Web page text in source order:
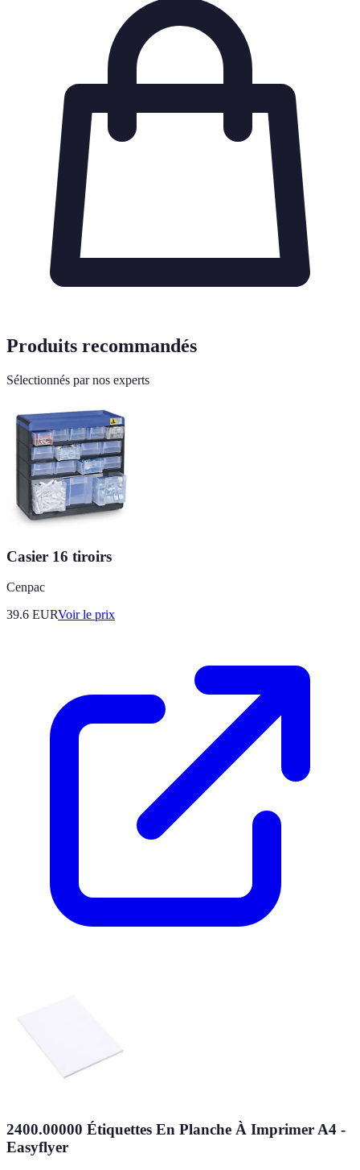
Produits recommandés
Sélectionnés par nos experts
Casier 16 tiroirs
Cenpac
39.6 EURVoir le prix
2400.00000 Étiquettes En Planche À Imprimer A4 -
Easyflyer